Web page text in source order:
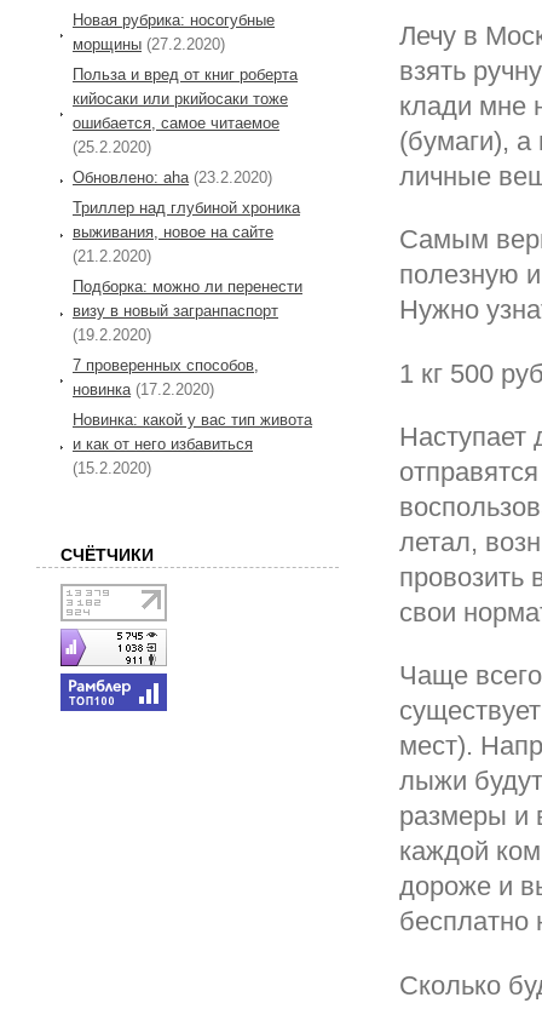
Лечу в
взять
клади мне
(бумаги),
личные
Самым
полезную
Нужно
1 кг 500
Наступает
летал,
провозить
свои
Чаще
мест).
лыжи
размеры и
каждой
дороже и
бесплатно
Сколько
Новая рубрика: носогубные
морщины (27.2.2020)
Польза и вред от книг роберта
кийосаки или ркийосаки тоже
ошибается, самое читаемое
(25.2.2020)
Обновлено: aha (23.2.2020)
Триллер над глубиной хроника
выживания, новое на сайте
(21.2.2020)
Подборка: можно ли перенести
визу в новый загранпаспорт
(19.2.2020)
7 проверенных способов,
новинка (17.2.2020)
Новинка: какой у вас тип живота
и как от него избавиться
(15.2.2020)
СЧЁТЧИКИ